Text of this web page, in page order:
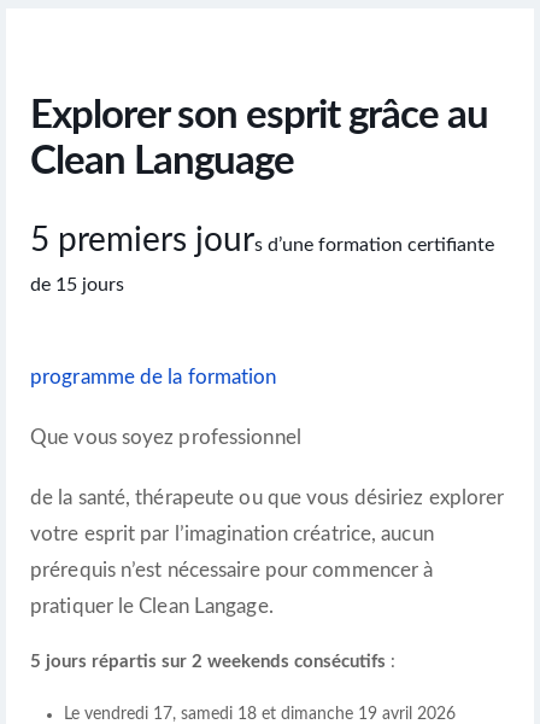
Explorer son esprit grâce au
Clean Language
5 premiers jours d’une formation certifiante
de 15 jours
programme de la formation
Que vous soyez professionnel
de la santé, thérapeute ou que vous désiriez explorer
votre esprit par l’imagination créatrice, aucun
prérequis n’est nécessaire pour commencer à
pratiquer le Clean Langage.
5 jours répartis sur 2 weekends consécutifs :
Le vendredi 17, samedi 18 et dimanche 19 avril 2026